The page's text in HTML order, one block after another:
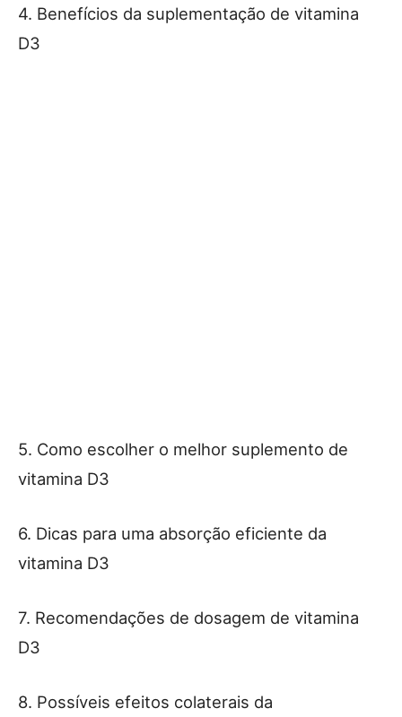
4. Benefícios da suplementação de vitamina
D3
5. Como escolher o melhor suplemento de
vitamina D3
6. Dicas para uma absorção eficiente da
vitamina D3
7. Recomendações de dosagem de vitamina
D3
8. Possíveis efeitos colaterais da